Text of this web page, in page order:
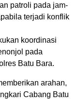
patroli pada jam-
terjadi konflik
koordinasi
pada
Batu Bara.
arahan,
Cabang Batu